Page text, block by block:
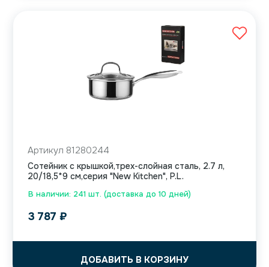
В наличии: 241 шт. (доставка до 10 дней)
Артикул 81280244
Сотейник с крышкой,трех-слойная сталь, 2.7 л,
20/18,5*9 см,серия "New Kitchen", P.L.
3 787 ₽
ДОБАВИТЬ В КОРЗИНУ